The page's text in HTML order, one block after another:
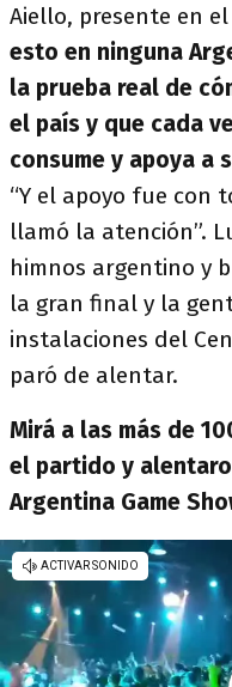
Aiello, presente en
esto en ninguna
la prueba real de
el país y que cada
consume y apoya a
“Y el apoyo fue con
llamó la atención”.
himnos argentino y
la gran final y la
instalaciones del
paró de alentar.
Mirá a las más de
el partido y
Argentina Game